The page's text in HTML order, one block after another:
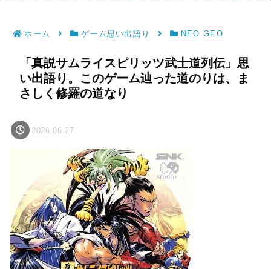
ホーム ゲーム思い出語り NEO GEO
「真説サムライスピリッツ武士道列伝」思
い出語り。このゲーム辿った道のりは、ま
さしく修羅の道なり
2026.06.27